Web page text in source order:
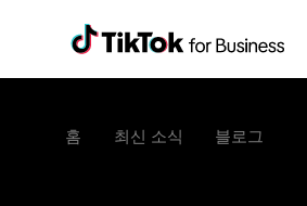
홈 최신 소식 블로그